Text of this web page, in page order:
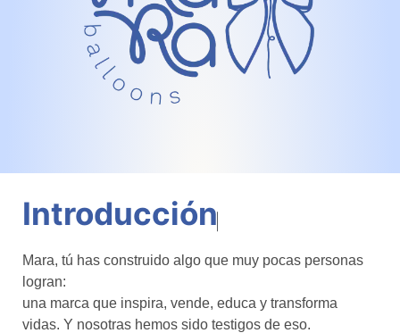
Introducción
Mara, tú has construido algo que muy pocas personas
logran:
una marca que inspira, vende, educa y transforma
vidas. Y nosotras hemos sido testigos de eso.